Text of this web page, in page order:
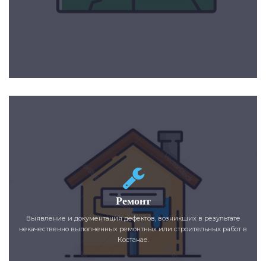
Ремонт
Выявление и документация дефектов, возникших в результате
некачественно выполненных ремонтных или строительных работ в
Костанае.